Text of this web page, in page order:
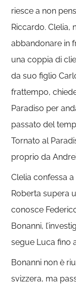
riesce a non
Riccardo. Clelia,
abbandonare in
una coppia di
da suo figlio
frattempo,
Paradiso per
passato del
Tornato al
proprio da
Clelia confessa
Roberta supera
conosce
Bonanni,
segue Luca fino
Bonanni non è
svizzera, ma